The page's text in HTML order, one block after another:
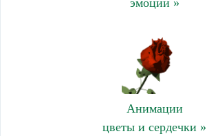
эмоции »
Анимации
цветы и сердечки »